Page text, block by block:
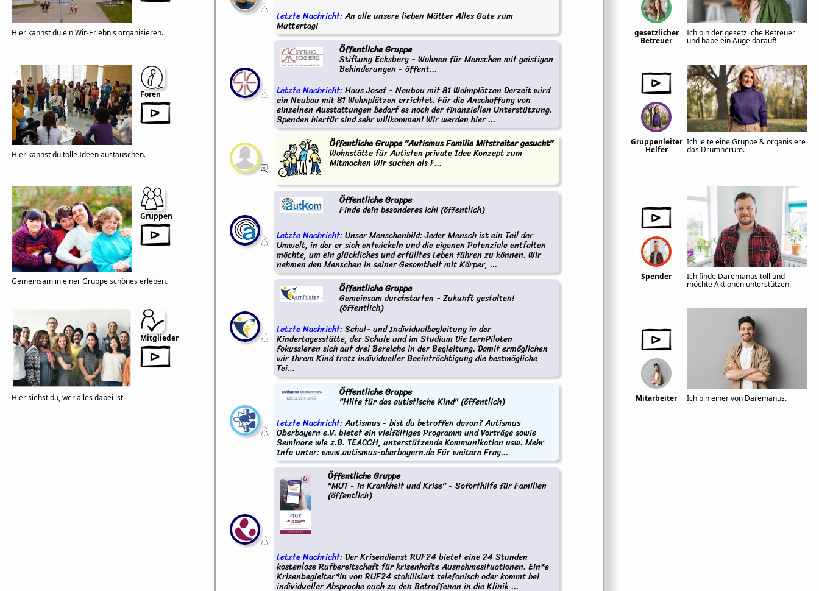
Hier kannst du ein Wir-Erlebnis organisieren.
Foren
Hier kannst du tolle Ideen austauschen.
Gruppen
Gemeinsam in einer Gruppe schönes erleben.
Mitglieder
Hier siehst du, wer alles dabei ist.
Letzte Nachricht:An alle unsere lieben Mütter Alles Gute zum
Muttertag!
Öffentliche Gruppe
Stiftung Ecksberg - Wohnen für Menschen mit geistigen
Behinderungen - öffent...
Letzte Nachricht:Haus Josef - Neubau mit 81 Wohnplätzen Derzeit wird
ein Neubau mit 81 Wohnplätzen errichtet. Für die Anschaffung von
einzelnen Ausstattungen bedarf es noch der finanziellen Unterstützung.
Spenden hierfür sind sehr willkommen! Wir werden hier ...
Öffentliche Gruppe "Autismus Familie Mitstreiter gesucht"
Wohnstätte für Autisten private Idee Konzept zum
Mitmachen Wir suchen als F...
Öffentliche Gruppe
Finde dein besonderes ich! (öffentlich)
Letzte Nachricht:Unser Menschenbild: Jeder Mensch ist ein Teil der
Umwelt, in der er sich entwickeln und die eigenen Potenziale entfalten
möchte, um ein glückliches und erfülltes Leben führen zu können. Wir
nehmen den Menschen in seiner Gesamtheit mit Körper, ...
Öffentliche Gruppe
Gemeinsam durchstarten - Zukunft gestalten!
(öffentlich)
Letzte Nachricht:Schul- und Individualbegleitung in der
Kindertagesstätte, der Schule und im Studium Die LernPiloten
fokussieren sich auf drei Bereiche in der Begleitung. Damit ermöglichen
wir Ihrem Kind trotz individueller Beeinträchtigung die bestmögliche
Tei...
Öffentliche Gruppe
"Hilfe für das autistische Kind" (öffentlich)
Letzte Nachricht:Autismus - bist du betroffen davon? Autismus
Oberbayern e.V. bietet ein vielfältiges Programm und Vorträge sowie
Seminare wie z.B. TEACCH, unterstützende Kommunikation usw. Mehr
Info unter: www.autismus-oberbayern.de Für weitere Frag...
Öffentliche Gruppe
"MUT - in Krankheit und Krise" - Soforthilfe für Familien
(öffentlich)
Letzte Nachricht:Der Krisendienst RUF24 bietet eine 24 Stunden
kostenlose Rufbereitschaft für krisenhafte Ausnahmesituationen. Ein*e
Krisenbegleiter*in von RUF24 stabilisiert telefonisch oder kommt bei
individueller Absprache auch zu den Betroffenen in die Klinik ...
gesetzlicher
Betreuer
Ich bin der gesetzliche Betreuer
und habe ein Auge darauf!
Gruppenleiter
Helfer
Ich leite eine Gruppe & organisiere
das Drumherum.
Spender Ich finde Daremanus toll und
möchte Aktionen unterstützen.
Mitarbeiter Ich bin einer von Daremanus.